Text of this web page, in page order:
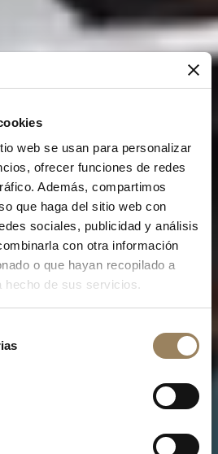
web se usan para personalizar
ofrecer funciones de redes
Además, compartimos
que haga del sitio web con
sociales, publicidad y análisis
con otra información
o que hayan recopilado a
hecho de sus servicios.